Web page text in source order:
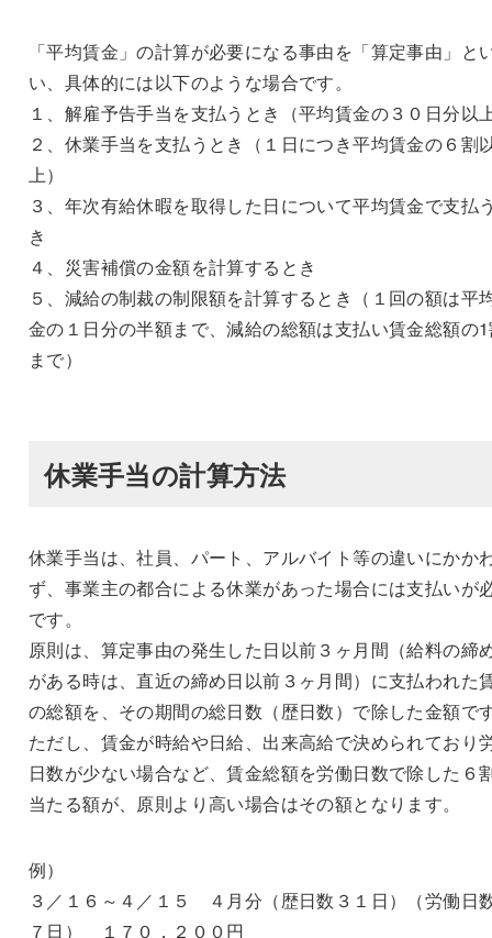
「平均賃金」の計算が必要になる事由を「算定事由」と
い、具体的には以下のような場合です。
１、解雇予告手当を支払うとき（平均賃金の３０日分以
２、休業手当を支払うとき（１日につき平均賃金の６割
上）
３、年次有給休暇を取得した日について平均賃金で支払
き
４、災害補償の金額を計算するとき
５、減給の制裁の制限額を計算するとき（１回の額は平
金の１日分の半額まで、減給の総額は支払い賃金総額の
まで）
休業手当の計算方法
休業手当は、社員、パート、アルバイト等の違いにかか
ず、事業主の都合による休業があった場合には支払いが
です。
原則は、算定事由の発生した日以前３ヶ月間（給料の締
がある時は、直近の締め日以前３ヶ月間）に支払われた
の総額を、その期間の総日数（歴日数）で除した金額で
ただし、賃金が時給や日給、出来高給で決められており
日数が少ない場合など、賃金総額を労働日数で除した６
当たる額が、原則より高い場合はその額となります。
例）
３／１６～４／１５ ４月分（歴日数３１日）（労働日
７日） １７０，２００円